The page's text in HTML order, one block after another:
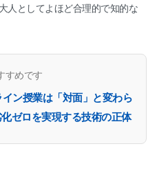
人としてよほど合理的で知的な
すめです
ン授業は「対面」と変わら
ゼロを実現する技術の正体